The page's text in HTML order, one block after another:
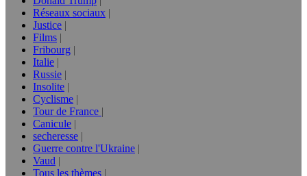
Réseaux sociaux
Justice
Films
Fribourg
Italie
Russie
Insolite
Cyclisme
Tour de France
Canicule
secheresse
Guerre contre l'Ukraine
Vaud
Tous les thèmes